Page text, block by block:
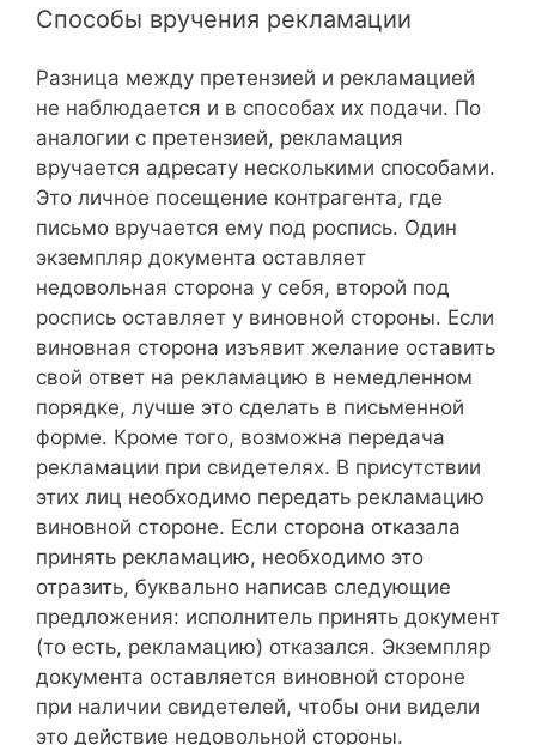
Способы вручения рекламации
Разница между претензией и рекламацией
не наблюдается и в способах их подачи. По
аналогии с претензией, рекламация
вручается адресату несколькими способами.
Это личное посещение контрагента, где
письмо вручается ему под роспись. Один
экземпляр документа оставляет
недовольная сторона у себя, второй под
роспись оставляет у виновной стороны. Если
виновная сторона изъявит желание оставить
свой ответ на рекламацию в немедленном
порядке, лучше это сделать в письменной
форме. Кроме того, возможна передача
рекламации при свидетелях. В присутствии
этих лиц необходимо передать рекламацию
виновной стороне. Если сторона отказала
принять рекламацию, необходимо это
отразить, буквально написав следующие
предложения: исполнитель принять документ
(то есть, рекламацию) отказался. Экземпляр
документа оставляется виновной стороне
при наличии свидетелей, чтобы они видели
это действие недовольной стороны.